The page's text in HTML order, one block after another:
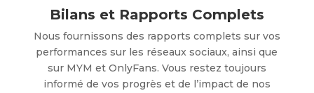
Bilans et Rapports Complets
Nous fournissons des rapports complets sur vos
performances sur les réseaux sociaux, ainsi que
sur MYM et OnlyFans. Vous restez toujours
informé de vos progrès et de l’impact de nos